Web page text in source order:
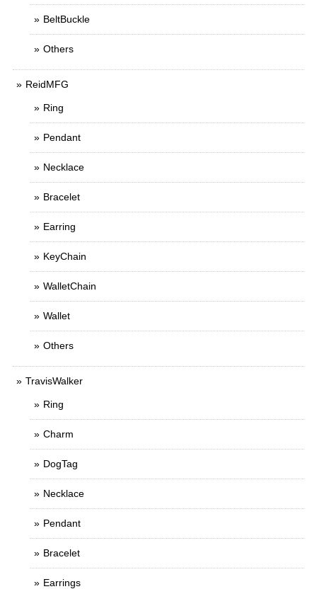
BeltBuckle
Others
ReidMFG
Ring
Pendant
Necklace
Bracelet
Earring
KeyChain
WalletChain
Wallet
Others
TravisWalker
Ring
Charm
DogTag
Necklace
Pendant
Bracelet
Earrings